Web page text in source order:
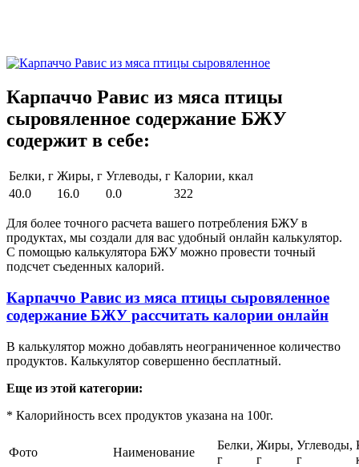
Карпаччо Равис из мяса птицы
сыровяленное содержание БЖУ
содержит в себе:
Белки, г Жиры, г Углеводы, г Калории, ккал
40.0
16.0 0.0 322
Для более точного расчета вашего потребления БЖУ в
продуктах, мы создали для вас удобный онлайн калькулятор.
С помощью калькулятора БЖУ можно провести точный
подсчет съеденных калорий.
Карпаччо Равис из мяса птицы сыровяленное
содержание БЖУ рассчитать калории онлайн
В калькулятор можно добавлять неограниченное количество
продуктов. Калькулятор совершенно бесплатный.
Еще из этой категории:
* Калорийность всех продуктов указана на 100г.
Фото Наименование
Белки,
г
Жиры,
г
Углеводы,
г